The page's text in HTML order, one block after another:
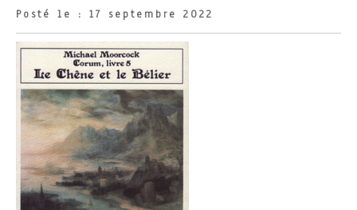
Posté le : 17 septembre 2022